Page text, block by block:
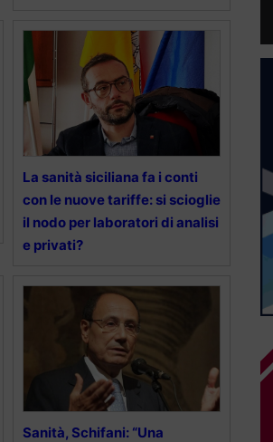
La sanità siciliana fa i conti
con le nuove tariffe: si scioglie
il nodo per laboratori di analisi
e privati?
Sanità, Schifani: “Una